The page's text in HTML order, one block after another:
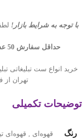
با توجه به شرایط بازار!
حداقل سفارش 50 عدد
خرید انواع ست تبلیغاتی
تهران از
توضیحات تکمیلی
رنگ قهوه‌ای قهوه‌ای